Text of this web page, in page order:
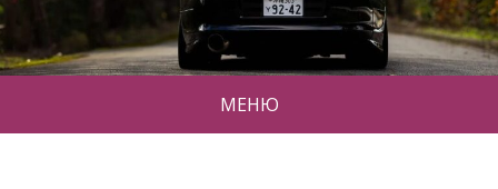
МЕНЮ